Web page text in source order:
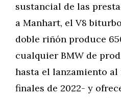
sustancial de las
a Manhart, el V8
doble riñón produce
cualquier BMW de
hasta el lanzamiento al
finales de 2022- y